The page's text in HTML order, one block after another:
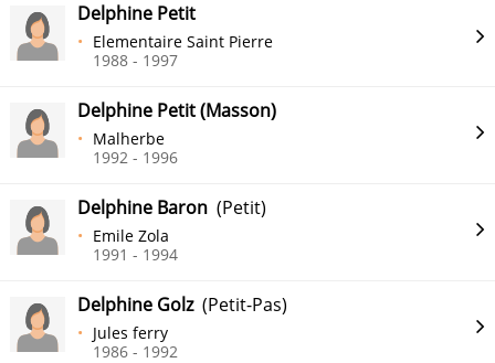
Delphine Petit
Elementaire Saint Pierre
1988 - 1997
Delphine Petit (Masson)
Malherbe
1992 - 1996
Delphine Baron (Petit)
Emile Zola
1991 - 1994
Delphine Golz(Petit-Pas)
Jules ferry
1986 - 1992